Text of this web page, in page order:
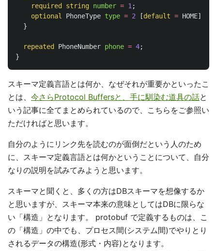
required
string number = 1 ;
optional
PhoneType type = 2 [default = HOME];
}
repeated PhoneNumber phone = 4;
}
スキーマ定義言語とは何か、なぜそれが重要かといったこ
とは、 今さらProtocol Buffersと、手に馴染む道具の話と
いう記事に全てまとめられているので、こちらをご参照い
ただければと思います。
自分のようにリンク先を読むのが面倒だという人のため
に、スキーマ定義言語とは何かということについて、自分
なりの説明を試みてみようと思います。
スキーマと聞くと、多くの方はDBスキーマを想像するか
と思いますが、スキーマ本来の意味としてはDBに限らな
い「構造」となります。 protobuf で定義するものは、こ
の「構造」の中でも、プロセス間(システム間)でやりとり
されるデータの構造(形式・内容)となります。